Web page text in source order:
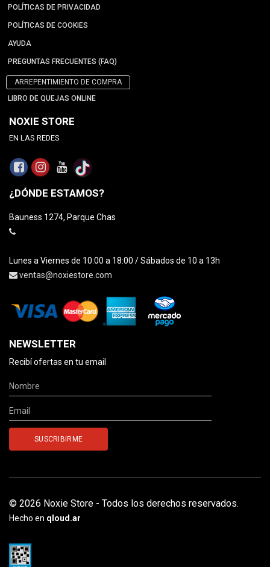
POLÍTICAS DE PRIVACIDAD
POLÍTICAS DE COOKIES
AYUDA
PREGUNTAS FRECUENTES (FAQ)
ARREPENTIMIENTO DE COMPRA
LIBRO DE QUEJAS ONLINE
NOXIE STORE
EN LAS REDES
¿DÓNDE ESTAMOS?
Bauness 1274, Parque Chas
Lunes a Viernes de 10:00 a 18:00 / Sábados de 10 a 13h
ventas@noxiestore.com
NEWSLETTER
Recibí ofertas en tu email
© 2026 Noxie Store - Todos los derechos reservados.
Hecho en qloud.ar